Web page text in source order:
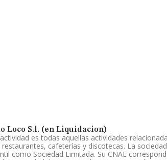
Loco S.l. (en Liquidacion)
es todas aquellas actividades
cafeterías y discotecas. La
como Sociedad Limitada. Su CNAE
actividad de importación y/o exportación.